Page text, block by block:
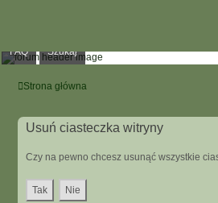
FAQ Szukaj
Strona główna
Usuń ciasteczka witryny
Czy na pewno chcesz usunąć wszystkie